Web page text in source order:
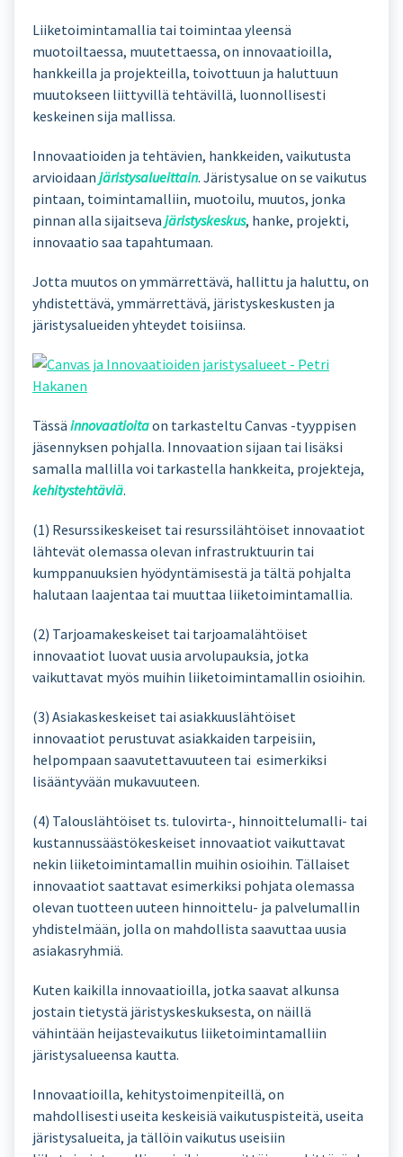
Liiketoimintamallia tai toimintaa yleensä
muotoiltaessa, muutettaessa, on innovaatioilla,
hankkeilla ja projekteilla, toivottuun ja haluttuun
muutokseen liittyvillä tehtävillä, luonnollisesti
keskeinen sija mallissa.
Innovaatioiden ja tehtävien, hankkeiden, vaikutusta
arvioidaan järistysalueittain. Järistysalue on se vaikutus
pintaan, toimintamalliin, muotoilu, muutos, jonka
pinnan alla sijaitseva järistyskeskus, hanke, projekti,
innovaatio saa tapahtumaan.
Jotta muutos on ymmärrettävä, hallittu ja haluttu, on
yhdistettävä, ymmärrettävä, järistyskeskusten ja
järistysalueiden yhteydet toisiinsa.
Tässä innovaatioitaon tarkasteltu Canvas -tyyppisen
jäsennyksen pohjalla. Innovaation sijaan tai lisäksi
samalla mallilla voi tarkastella hankkeita, projekteja,
kehitystehtäviä.
(1) Resurssikeskeiset tai resurssilähtöiset innovaatiot
lähtevät olemassa olevan infrastruktuurin tai
kumppanuuksien hyödyntämisestä ja tältä pohjalta
halutaan laajentaa tai muuttaa liiketoimintamallia.
(2) Tarjoamakeskeiset tai tarjoamalähtöiset
innovaatiot luovat uusia arvolupauksia, jotka
vaikuttavat myös muihin liiketoimintamallin osioihin.
(3) Asiakaskeskeiset tai asiakkuuslähtöiset
innovaatiot perustuvat asiakkaiden tarpeisiin,
helpompaan saavutettavuuteen tai esimerkiksi
lisääntyvään mukavuuteen.
(4) Talouslähtöiset ts. tulovirta-, hinnoittelumalli- tai
kustannussäästökeskeiset innovaatiot vaikuttavat
nekin liiketoimintamallin muihin osioihin. Tällaiset
innovaatiot saattavat esimerkiksi pohjata olemassa
olevan tuotteen uuteen hinnoittelu- ja palvelumallin
yhdistelmään, jolla on mahdollista saavuttaa uusia
asiakasryhmiä.
Kuten kaikilla innovaatioilla, jotka saavat alkunsa
jostain tietystä järistyskeskuksesta, on näillä
vähintään heijastevaikutus liiketoimintamalliin
järistysalueensa kautta.
Innovaatioilla, kehitystoimenpiteillä, on
mahdollisesti useita keskeisiä vaikutuspisteitä, useita
järistysalueita, ja tällöin vaikutus useisiin